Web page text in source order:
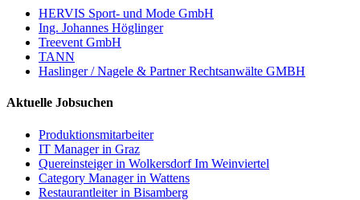
HERVIS Sport- und Mode GmbH
Ing. Johannes Höglinger
Treevent GmbH
TANN
Haslinger / Nagele & Partner Rechtsanwälte GMBH
Aktuelle Jobsuchen
Produktionsmitarbeiter
IT Manager in Graz
Quereinsteiger in Wolkersdorf Im Weinviertel
Category Manager in Wattens
Restaurantleiter in Bisamberg